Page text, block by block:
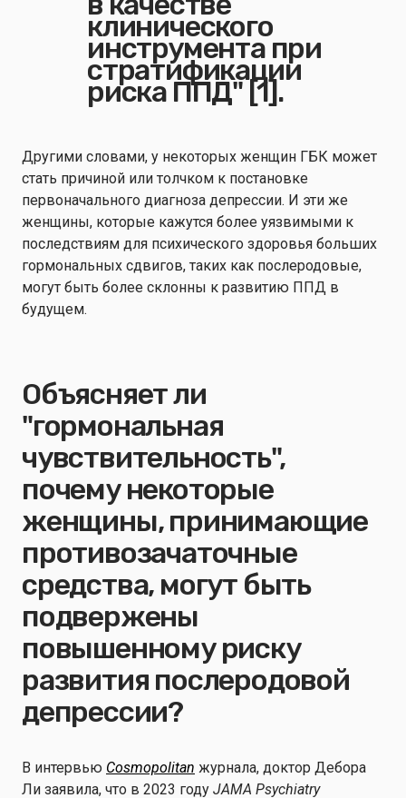
клинического
инструмента при
стратификации
риска ППД" [1].
Другими словами, у некоторых женщин ГБК может
стать причиной или толчком к постановке
первоначального диагноза депрессии. И эти же
женщины, которые кажутся более уязвимыми к
последствиям для психического здоровья больших
гормональных сдвигов, таких как послеродовые,
могут быть более склонны к развитию ППД в
будущем.
Объясняет ли
"гормональная
чувствительность",
почему некоторые
женщины, принимающие
противозачаточные
средства, могут быть
подвержены
повышенному риску
развития послеродовой
депрессии?
В интервью Cosmopolitan журнала, доктор Дебора
Ли заявила, что в 2023 году JAMA Psychiatry